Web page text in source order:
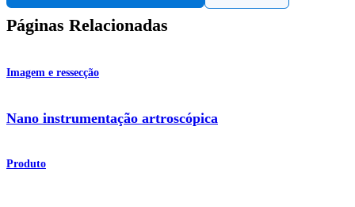
Páginas Relacionadas
Imagem e ressecção
Nano instrumentação artroscópica
Produto